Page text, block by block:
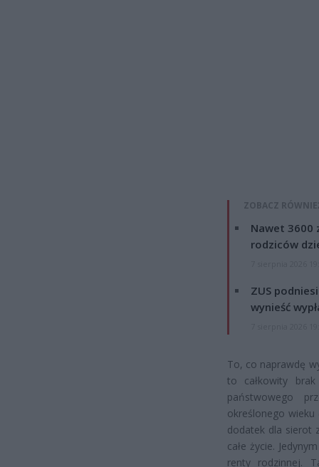
ZOBACZ
Nawet 3600
rodziców
ZUS
wynieść
To, co naprawdę
to całkowity
państwowego
określonego
dodatek dla sierot
całe życie.
renty rodzinnej.